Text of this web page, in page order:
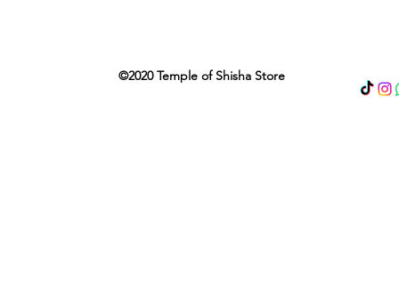
©2020 Temple of Shisha Store